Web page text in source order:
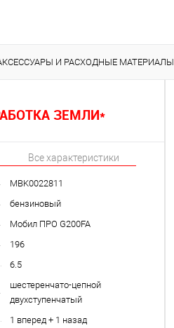
И РАСХОДНЫЕ МАТЕРИАЛЫ
ЗЕМЛИ*
Все характеристики
MBK0022811
бензиновый
Мобил ПРО G200FA
196
6.5
шестеренчато-цепной
двухступенчатый
1 вперед + 1 назад